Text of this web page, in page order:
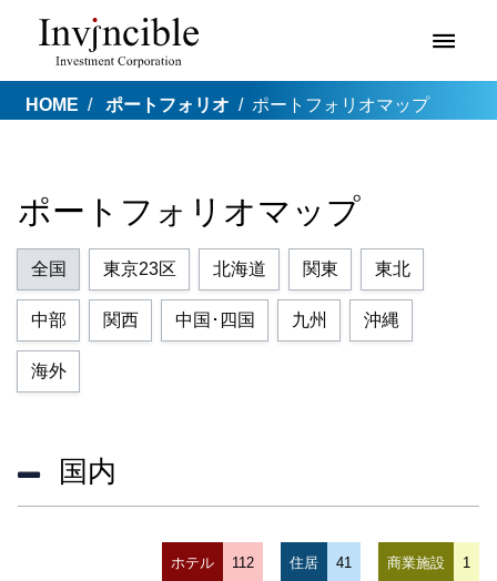
HOME ポートフォリオ ポートフォリオマップ
ポートフォリオマップ
全国 東京23区 北海道 関東 東北
中部 関西 中国･四国 九州 沖縄
海外
国内
ホテル 112 住居 41 商業施設 1